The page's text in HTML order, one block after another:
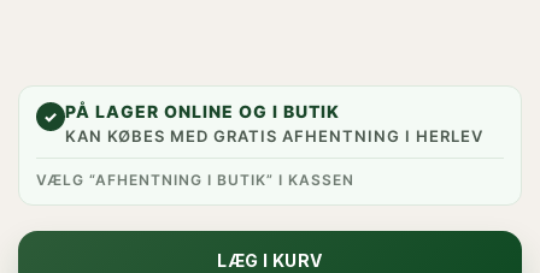
✓ PÅ LAGER ONLINE OG I BUTIK
KAN KØBES MED GRATIS AFHENTNING I HERLEV
VÆLG “AFHENTNING I BUTIK” I KASSEN
LÆG I KURV